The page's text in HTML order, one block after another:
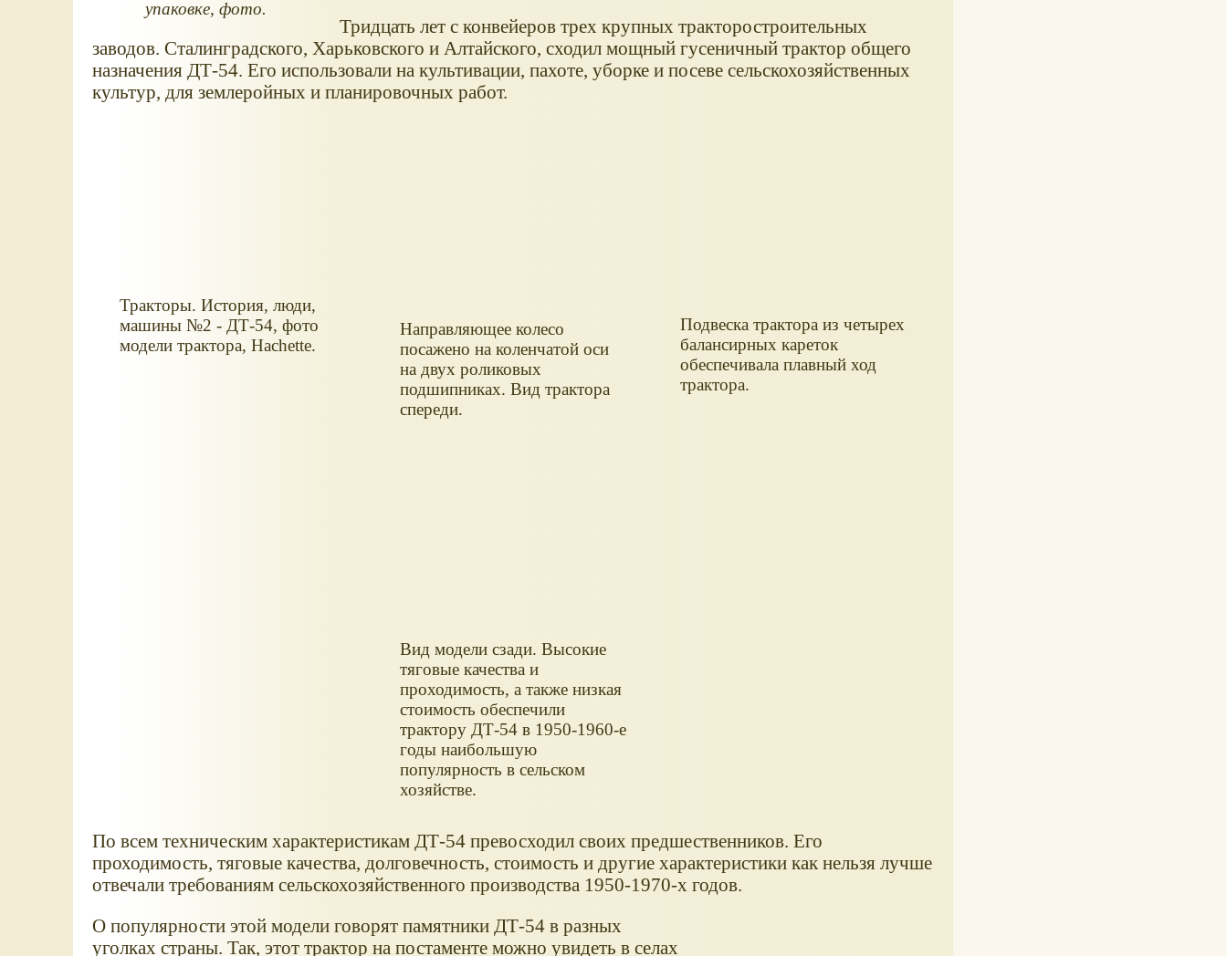
упаковке, фото.
Тридцать лет с конвейеров трех крупных тракторостроительных
заводов. Сталинградского, Харьковского и Алтайского, сходил мощный гусеничный трактор общего
назначения ДТ-54. Его использовали на культивации, пахоте, уборке и посеве сельскохозяйственных
культур, для землеройных и планировочных работ.
Тракторы. История, люди,
машины №2 - ДТ-54, фото
модели трактора, Hachette.
Направляющее колесо
посажено на коленчатой оси
на двух роликовых
подшипниках. Вид трактора
спереди.
Подвеска трактора из четырех
балансирных кареток
обеспечивала плавный ход
трактора.
Вид модели сзади. Высокие
тяговые качества и
проходимость, а также низкая
стоимость обеспечили
трактору ДТ-54 в 1950-1960-е
годы наибольшую
популярность в сельском
хозяйстве.
По всем техническим характеристикам ДТ-54 превосходил своих предшественников. Его
проходимость, тяговые качества, долговечность, стоимость и другие характеристики как нельзя лучше
отвечали требованиям сельскохозяйственного производства 1950-1970-х годов.
О популярности этой модели говорят памятники ДТ-54 в разных
уголках страны. Так, этот трактор на постаменте можно увидеть в селах